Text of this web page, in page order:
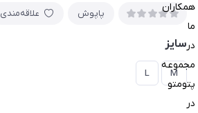
همکاران
ما
در
مجموعه
پتومتو
در
پاپوش علاقه‌مندی
سایز
M
L